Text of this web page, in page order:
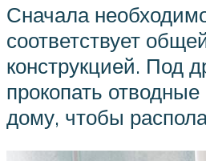
Сначала
соответствует
конструкцией. Под
прокопать
дому, чтобы